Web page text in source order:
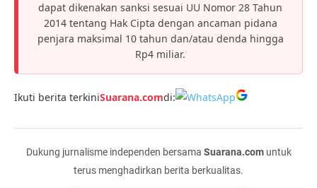
dapat dikenakan sanksi sesuai UU Nomor 28 Tahun
2014 tentang Hak Cipta dengan ancaman pidana
penjara maksimal 10 tahun dan/atau denda hingga
Rp4 miliar.
Ikuti berita terkiniSuarana.comdi:
Dukung jurnalisme independen bersama Suarana.comuntuk
terus menghadirkan berita berkualitas.